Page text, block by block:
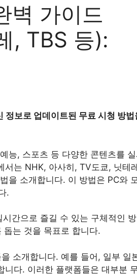
벽 가이드
, TBS 등):
보로 업데이트된 무료 시청 방법
능, 스포츠 등 다양한 콘텐츠를
서는 NHK, 아사히, TV도쿄, 닛테
을 소개합니다. 이 방법은 PC와
.
간으로 즐길 수 있는 구체적인
는 것을 목표로 합니다.
소개합니다. 예를 들어, 일부 일
다. 이러한 플랫폼들은 대부분